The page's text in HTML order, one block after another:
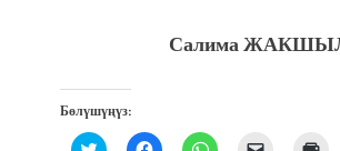
Салима
Бөлүшүңүз:
Нажмите,Нажмите,Нажмите, Послать